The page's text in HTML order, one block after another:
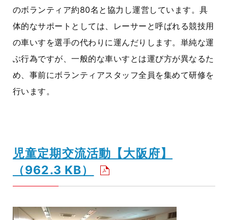
のボランティア約80名と協力し運営しています。具
体的なサポートとしては、レーサーと呼ばれる競技用
の車いすを選手の代わりに運んだりします。単純な運
ぶ行為ですが、一般的な車いすとは運び方が異なるた
め、事前にボランティアスタッフ全員を集めて研修を
行います。
児童定期交流活動【大阪府】
（962.3 KB）